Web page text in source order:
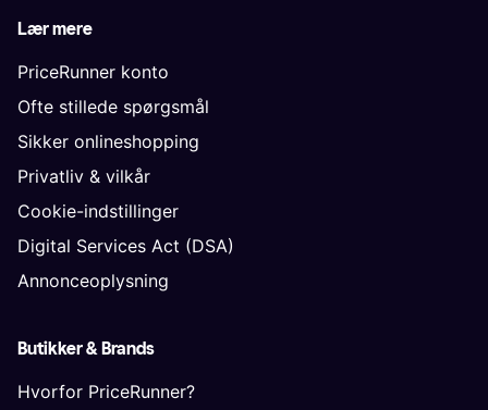
Lær mere
PriceRunner konto
Ofte stillede spørgsmål
Sikker onlineshopping
Privatliv & vilkår
Cookie-indstillinger
Digital Services Act (DSA)
Annonceoplysning
Butikker & Brands
Hvorfor PriceRunner?